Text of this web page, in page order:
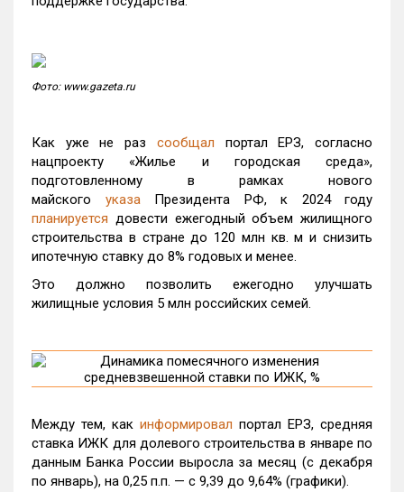
Фото: www.gazeta.ru
Как уже не раз сообщал портал ЕРЗ, согласно
нацпроекту «Жилье и городская среда»,
подготовленному в рамках нового
майского указаПрезидента РФ, к 2024 году
планируется довести ежегодный объем жилищного
строительства в стране до 120 млн кв. м и снизить
ипотечную ставку до 8% годовых и менее.
Это должно позволить ежегодно улучшать
жилищные условия 5 млн российских семей.
Между тем, как информировал портал ЕРЗ, средняя
ставка ИЖК для долевого строительства в январе по
данным Банка России выросла за месяц (с декабря
по январь), на 0,25 п.п. — с 9,39 до 9,64% (графики).